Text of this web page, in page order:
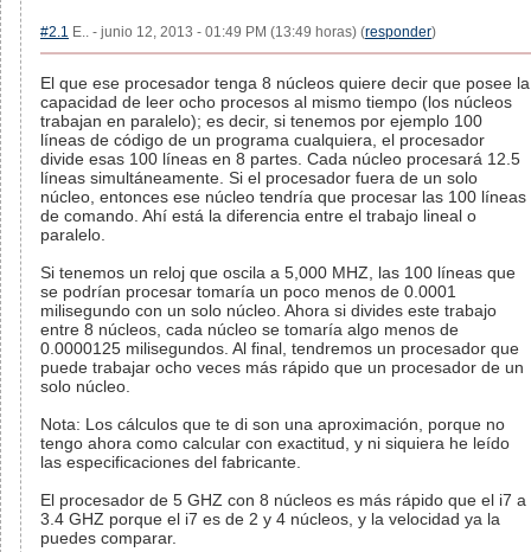
#2.1 E.. - junio 12, 2013 - 01:49 PM (13:49 horas) (responder)
El que ese procesador tenga 8 núcleos quiere decir que posee la
capacidad de leer ocho procesos al mismo tiempo (los núcleos
trabajan en paralelo); es decir, si tenemos por ejemplo 100
líneas de código de un programa cualquiera, el procesador
divide esas 100 líneas en 8 partes. Cada núcleo procesará 12.5
líneas simultáneamente. Si el procesador fuera de un solo
núcleo, entonces ese núcleo tendría que procesar las 100 líneas
de comando. Ahí está la diferencia entre el trabajo lineal o
paralelo.
Si tenemos un reloj que oscila a 5,000 MHZ, las 100 líneas que
se podrían procesar tomaría un poco menos de 0.0001
milisegundo con un solo núcleo. Ahora si divides este trabajo
entre 8 núcleos, cada núcleo se tomaría algo menos de
0.0000125 milisegundos. Al final, tendremos un procesador que
puede trabajar ocho veces más rápido que un procesador de un
solo núcleo.
Nota: Los cálculos que te di son una aproximación, porque no
tengo ahora como calcular con exactitud, y ni siquiera he leído
las especificaciones del fabricante.
El procesador de 5 GHZ con 8 núcleos es más rápido que el i7 a
3.4 GHZ porque el i7 es de 2 y 4 núcleos, y la velocidad ya la
puedes comparar.